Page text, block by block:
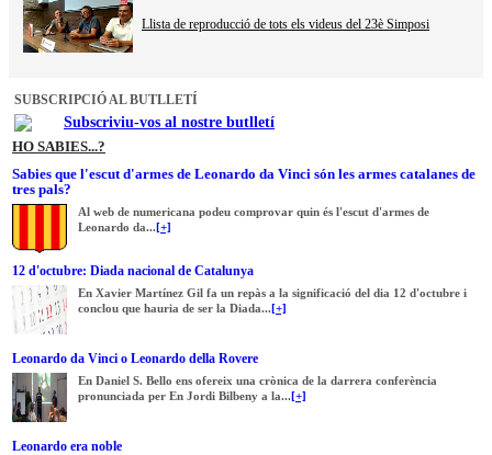
Llista de reproducció de tots els videus del 23è Simposi
SUBSCRIPCIÓ AL BUTLLETÍ
Subscriviu-vos al nostre butlletí
HO SABIES...?
Sabies que l'escut d'armes de Leonardo da Vinci són les armes catalanes de
tres pals?
Al web de numericana podeu comprovar quin és l'escut d'armes de
Leonardo da...[+]
12 d'octubre: Diada nacional de Catalunya
En Xavier Martínez Gil fa un repàs a la significació del dia 12 d'octubre i
conclou que hauria de ser la Diada...[+]
Leonardo da Vinci o Leonardo della Rovere
En Daniel S. Bello ens ofereix una crònica de la darrera conferència
pronunciada per En Jordi Bilbeny a la...[+]
Leonardo era noble